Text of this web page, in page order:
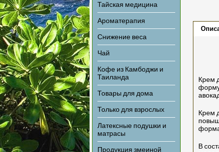
Тайская медицина
Ароматерапия
Снижение веса
Чай
Кофе из Камбоджи и
Таиланда
Товары для дома
Только для взрослых
Латексные подушки и
матрасы
Продукция змеиной
Крем
Крем
форма
В